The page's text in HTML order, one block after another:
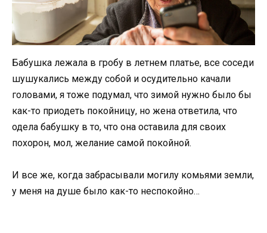
Бабушка лежала в гробу в летнем платье, все соседи
шушукались между собой и осудительно качали
головами, я тоже подумал, что зимой нужно было бы
как-то приодеть покойницу, но жена ответила, что
одела бабушку в то, что она оставила для своих
похорон, мол, желание самой покойной.
И все же, когда забрасывали могилу комьями земли,
у меня на душе было как-то неспокойно…